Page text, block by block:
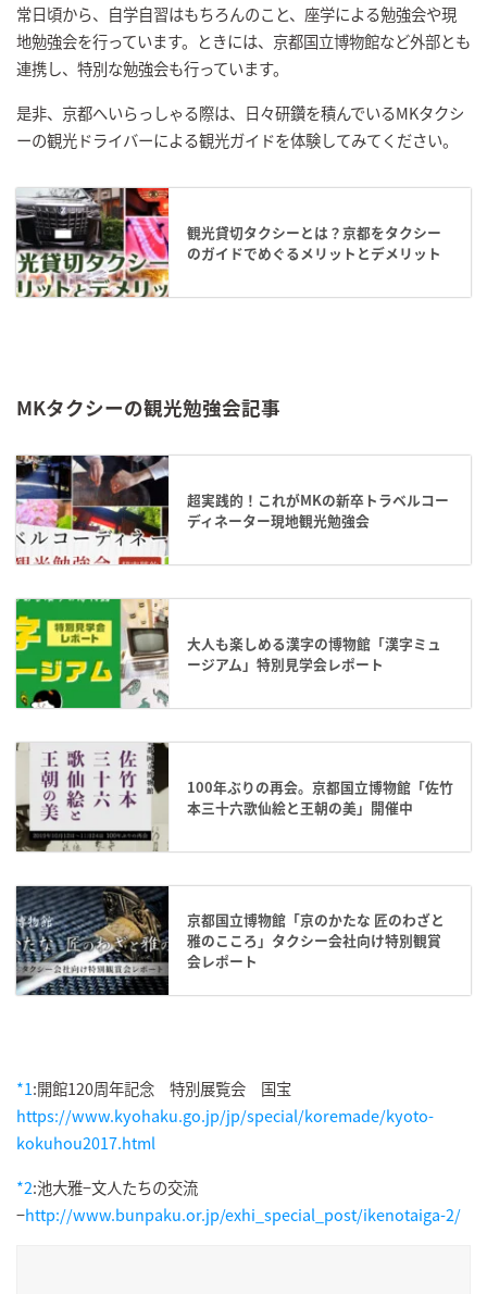
常日頃から、自学自習はもちろんのこと、座学による勉強会や現
地勉強会を行っています。ときには、京都国立博物館など外部とも
連携し、特別な勉強会も行っています。
是非、京都へいらっしゃる際は、日々研鑽を積んでいるMKタクシ
ーの観光ドライバーによる観光ガイドを体験してみてください。
観光貸切タクシーとは？京都をタクシー
のガイドでめぐるメリットとデメリット
MKタクシーの観光勉強会記事
超実践的！これがMKの新卒トラベルコー
ディネーター現地観光勉強会
大人も楽しめる漢字の博物館「漢字ミュ
ージアム」特別見学会レポート
100年ぶりの再会。京都国立博物館「佐竹
本三十六歌仙絵と王朝の美」開催中
京都国立博物館「京のかたな 匠のわざと
雅のこころ」タクシー会社向け特別観賞
会レポート
*1:開館120周年記念 特別展覧会 国宝
https://www.kyohaku.go.jp/jp/special/koremade/kyoto-
kokuhou2017.html
*2:池大雅−文人たちの交流
−http://www.bunpaku.or.jp/exhi_special_post/ikenotaiga-2/